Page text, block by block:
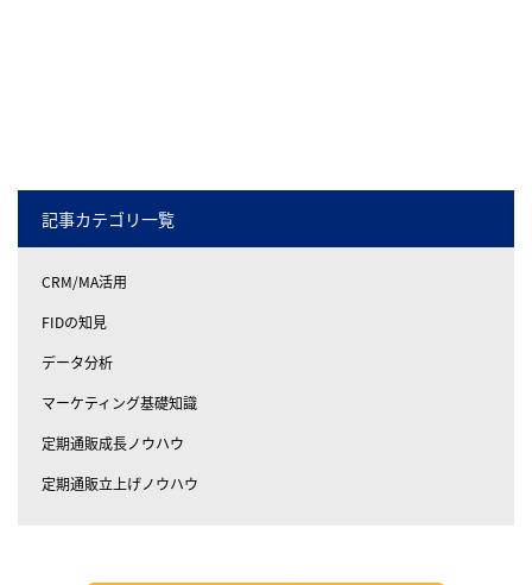
記事カテゴリ一覧
CRM/MA活用
FIDの知見
データ分析
マーケティング基礎知識
定期通販成長ノウハウ
定期通販立上げノウハウ